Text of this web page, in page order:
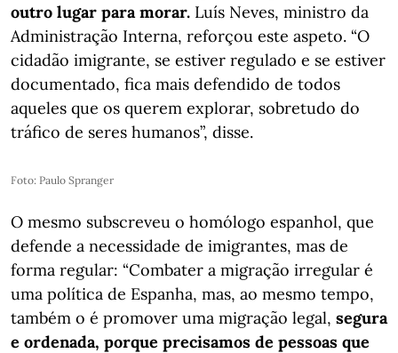
outro lugar para morar. Luís Neves, ministro da
Administração Interna, reforçou este aspeto. “O
cidadão imigrante, se estiver regulado e se estiver
documentado, fica mais defendido de todos
aqueles que os querem explorar, sobretudo do
tráfico de seres humanos”, disse.
Foto: Paulo Spranger
O mesmo subscreveu o homólogo espanhol, que
defende a necessidade de imigrantes, mas de
forma regular: “Combater a migração irregular é
uma política de Espanha, mas, ao mesmo tempo,
também o é promover uma migração legal, segura
e ordenada, porque precisamos de pessoas que